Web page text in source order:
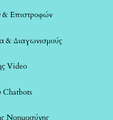
Επιστροφών
& Διαγωνισμούς
Video
Chatbots
Νοημοσύνης